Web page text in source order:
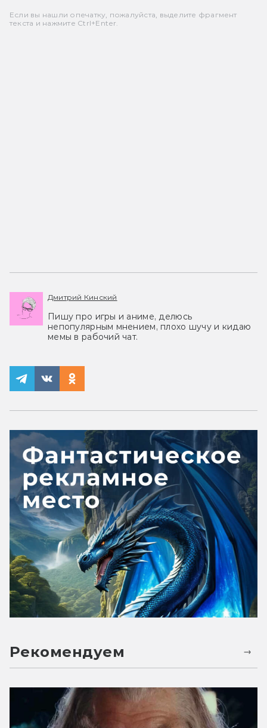
Если вы нашли опечатку, пожалуйста, выделите фрагмент
текста и нажмите Ctrl+Enter.
Дмитрий Кинский
Пишу про игры и аниме, делюсь
непопулярным мнением, плохо шучу и кидаю
мемы в рабочий чат.
Рекомендуем